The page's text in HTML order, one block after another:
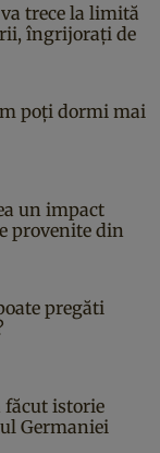
trece la limită
îngrijorați de
poți dormi mai
un impact
provenite din
pregăti
făcut istorie
Germaniei